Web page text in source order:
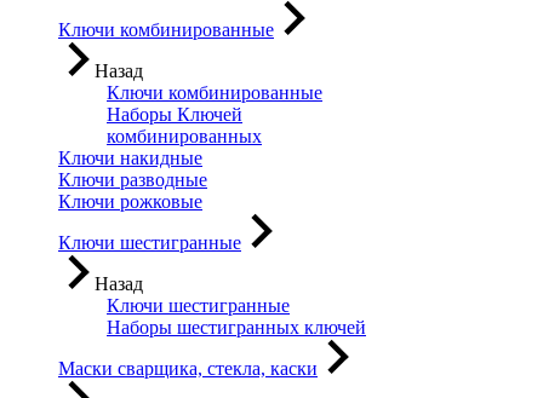
Ключи комбинированные
Назад
Ключи комбинированные
Наборы Ключей
комбинированных
Ключи накидные
Ключи разводные
Ключи рожковые
Ключи шестигранные
Назад
Ключи шестигранные
Наборы шестигранных ключей
Маски сварщика, стекла, каски